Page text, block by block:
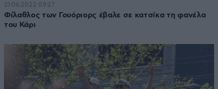
21·06·2022 09:27
Φίλαθλος των Γουόριορς έβαλε σε κατσίκα τη φανέλα
του Κάρι